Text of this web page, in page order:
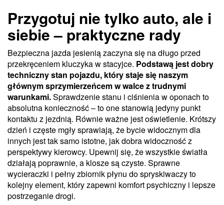
Przygotuj nie tylko auto, ale i
siebie – praktyczne rady
Bezpieczna jazda jesienią zaczyna się na długo przed
przekręceniem kluczyka w stacyjce. Podstawą jest dobry
techniczny stan pojazdu, który staje się naszym
głównym sprzymierzeńcem w walce z trudnymi
warunkami.Sprawdzenie stanu i ciśnienia w oponach to
absolutna konieczność – to one stanowią jedyny punkt
kontaktu z jezdnią. Równie ważne jest oświetlenie. Krótszy
dzień i częste mgły sprawiają, że bycie widocznym dla
innych jest tak samo istotne, jak dobra widoczność z
perspektywy kierowcy. Upewnij się, że wszystkie światła
działają poprawnie, a klosze są czyste. Sprawne
wycieraczki i pełny zbiornik płynu do spryskiwaczy to
kolejny element, który zapewni komfort psychiczny i lepsze
postrzeganie drogi.